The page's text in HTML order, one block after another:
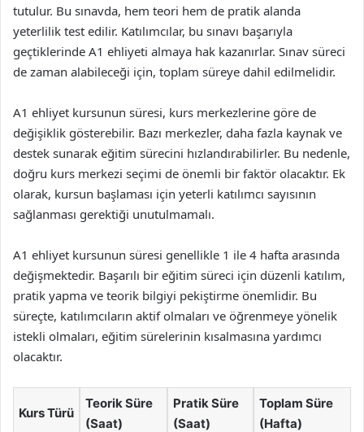
tutulur. Bu sınavda, hem teori hem de pratik alanda
yeterlilik test edilir. Katılımcılar, bu sınavı başarıyla
geçtiklerinde A1 ehliyeti almaya hak kazanırlar. Sınav süreci
de zaman alabileceği için, toplam süreye dahil edilmelidir.
A1 ehliyet kursunun süresi, kurs merkezlerine göre de
değişiklik gösterebilir. Bazı merkezler, daha fazla kaynak ve
destek sunarak eğitim sürecini hızlandırabilirler. Bu nedenle,
doğru kurs merkezi seçimi de önemli bir faktör olacaktır. Ek
olarak, kursun başlaması için yeterli katılımcı sayısının
sağlanması gerektiği unutulmamalı.
A1 ehliyet kursunun süresi genellikle 1 ile 4 hafta arasında
değişmektedir. Başarılı bir eğitim süreci için düzenli katılım,
pratik yapma ve teorik bilgiyi pekiştirme önemlidir. Bu
süreçte, katılımcıların aktif olmaları ve öğrenmeye yönelik
istekli olmaları, eğitim sürelerinin kısalmasına yardımcı
olacaktır.
Kurs Türü
Teorik Süre
(Saat)
Pratik Süre
(Saat)
Toplam Süre
(Hafta)